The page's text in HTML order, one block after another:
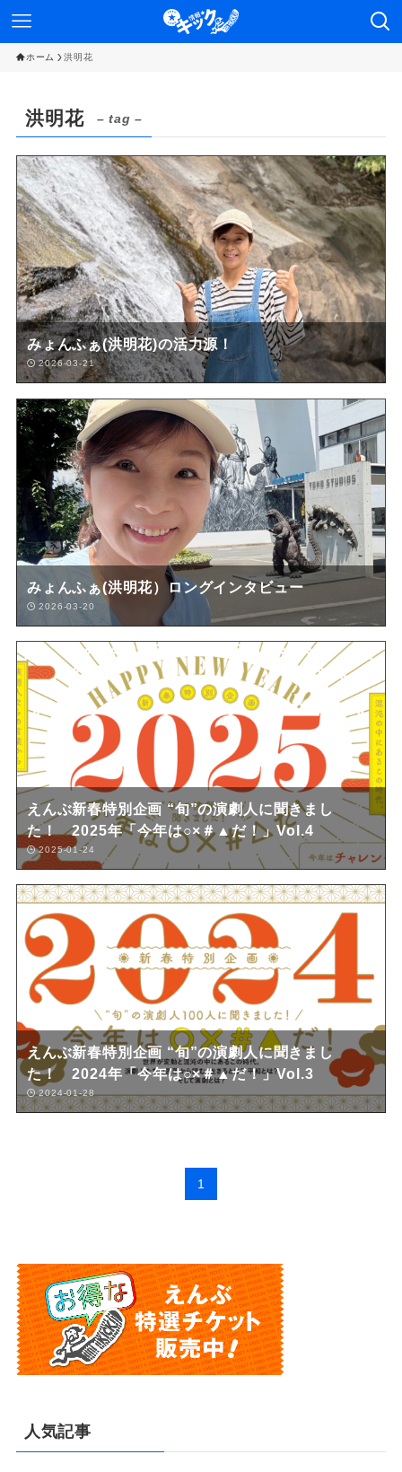
ホーム 洪明花
洪明花 – tag –
みょんふぁ(洪明花)の活力源！
2026-03-21
みょんふぁ(洪明花）ロングインタビュー
2026-03-20
えんぶ新春特別企画 “旬”の演劇人に聞きまし
た！ 2025年「今年は○×＃▲だ！」Vol.4
2025-01-24
えんぶ新春特別企画 “旬”の演劇人に聞きまし
た！ 2024年「今年は○×＃▲だ！」Vol.3
2024-01-28
1
人気記事